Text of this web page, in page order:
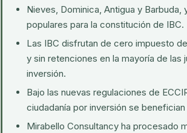
Nieves, Dominica, Antigua y
populares para la constitución de IBC.
Las IBC disfrutan de cero impuesto
y sin retenciones en la mayoría de
inversión.
Bajo las nuevas regulaciones de
ciudadanía por inversión se
Mirabello Consultancy ha procesado